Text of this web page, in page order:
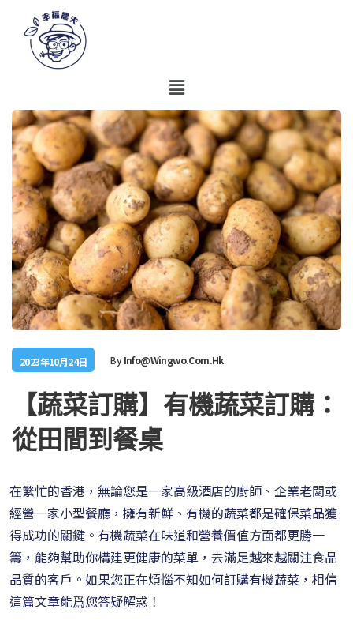
2023年10月24日 By Info@wingwo.com.hk
【蔬菜訂購】有機蔬菜訂購：
從田間到餐桌
在繁忙的香港，無論您是一家高級酒店的廚師、企業老闆或
經營一家小型餐廳，擁有新鮮、有機的蔬菜都是確保菜品獲
得成功的關鍵。有機蔬菜在味道和營養價值方面都更勝一
籌，能夠幫助你構建更健康的菜單，去滿足越來越關注食品
品質的客戶。如果您正在煩惱不知如何訂購有機蔬菜，相信
這篇文章能爲您答疑解惑！